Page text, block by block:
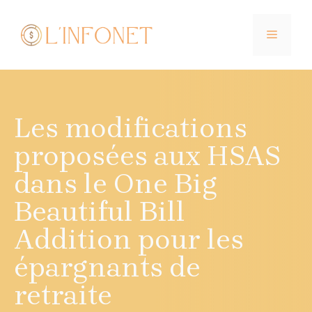
contenu
MENU
Les modifications
proposées aux HSAS
dans le One Big
Beautiful Bill
Addition pour les
épargnants de
retraite